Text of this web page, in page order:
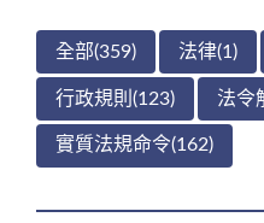
全部(359) 法律(1)
行政規則(123) 法令
實質法規命令(162)